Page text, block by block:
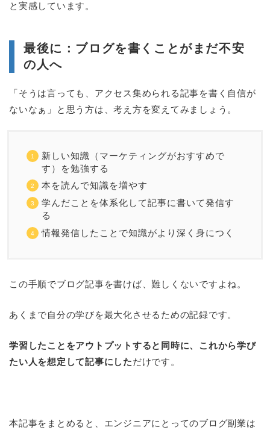
と実感しています。
最後に：ブログを書くことがまだ不安
の人へ
「そうは言っても、アクセス集められる記事を書く自信が
ないなぁ」と思う方は、考え方を変えてみましょう。
新しい知識（マーケティングがおすすめで
す）を勉強する
本を読んで知識を増やす
学んだことを体系化して記事に書いて発信す
る
情報発信したことで知識がより深く身につく
この手順でブログ記事を書けば、難しくないですよね。
あくまで自分の学びを最大化させるための記録です。
学習したことをアウトプットすると同時に、これから学び
たい人を想定して記事にしただけです。
本記事をまとめると、エンジニアにとってのブログ副業は